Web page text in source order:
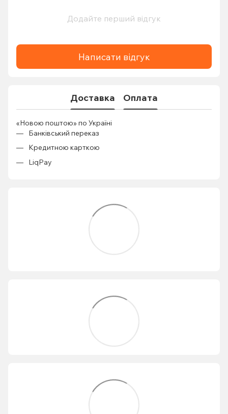
Додайте перший відгук
Написати відгук
Доставка Оплата
«Новою поштою» по Україні
Банківський переказ
Кредитною карткою
LiqPay